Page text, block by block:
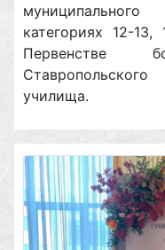
категориях 12-
Первенстве
училища.